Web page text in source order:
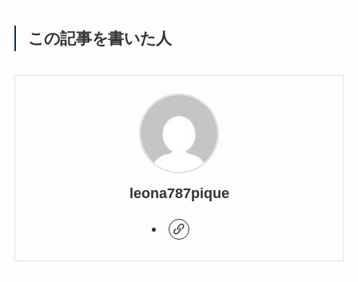
この記事を書いた人
leona787pique